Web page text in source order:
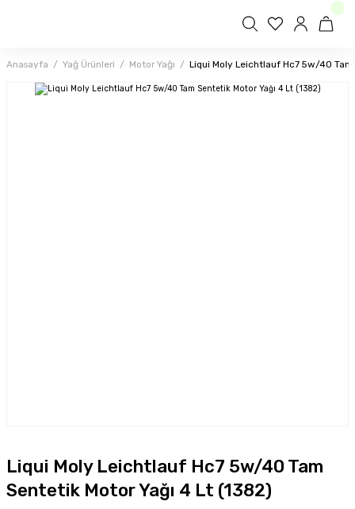
Anasayfa Yağ Ürünleri Motor Yağı Liqui Moly Leichtlauf Hc7 5w/40 Tam
Liqui Moly Leichtlauf Hc7 5w/40 Tam
Sentetik Motor Yağı 4 Lt (1382)